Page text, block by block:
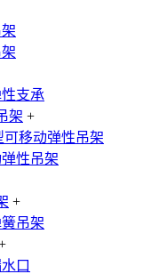
支承
架 +
可移动弹性吊架
性吊架
+
吊架
口